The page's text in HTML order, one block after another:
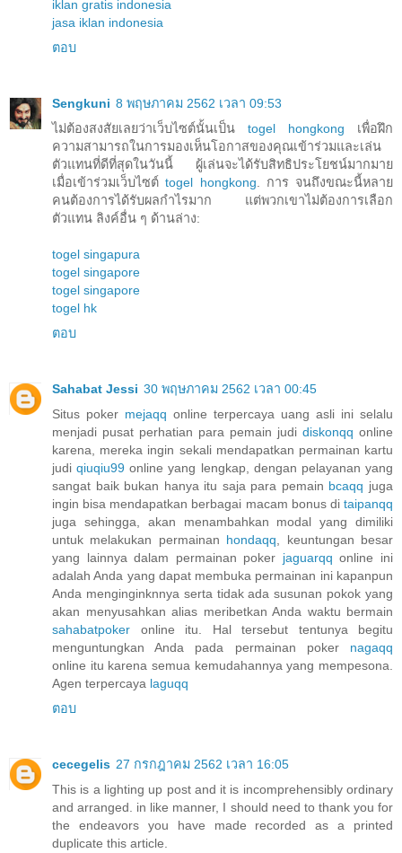
iklan gratis indonesia
jasa iklan indonesia
ตอบ
Sengkuni 8 พฤษภาคม 2562 เวลา 09:53
ไม่ต้องสงสัยเลยว่าเว็บไซต์นั้นเป็น togel hongkong เพื่อฝึก
ความสามารถในการมองเห็นโอกาสของคุณเข้าร่วมและเล่น
ตัวแทนที่ดีที่สุดในวันนี้ ผู้เล่นจะได้รับสิทธิประโยชน์มากมาย
เมื่อเข้าร่วมเว็บไซต์togel hongkong . การ จนถึงขณะนี้หลาย
คนต้องการได้รับผลกำไรมาก แต่พวกเขาไม่ต้องการเลือก
ตัวแทน ลิงค์อื่น ๆ ด้านล่าง:
togel singapura
togel singapore
togel singapore
togel hk
ตอบ
Sahabat Jessi 30 พฤษภาคม 2562 เวลา 00:45
Situs poker mejaqq online terpercaya uang asli ini selalu
menjadi pusat perhatian para pemain judi diskonqq online
karena, mereka ingin sekali mendapatkan permainan kartu
judiqiuqiu99 online yang lengkap, dengan pelayanan yang
sangat baik bukan hanya itu saja para pemain bcaqq juga
ingin bisa mendapatkan berbagai macam bonus di taipanqq
juga sehingga, akan menambahkan modal yang dimiliki
untuk melakukan permainan hondaqq , keuntungan besar
yang lainnya dalam permainan poker jaguarqq online ini
adalah Anda yang dapat membuka permainan ini kapanpun
Anda menginginknnya serta tidak ada susunan pokok yang
akan menyusahkan alias meribetkan Anda waktu bermain
sahabatpoker online itu. Hal tersebut tentunya begitu
menguntungkan Anda pada permainan poker nagaqq
online itu karena semua kemudahannya yang mempesona.
Agen terpercaya laguqq
ตอบ
cecegelis 27 กรกฎาคม 2562 เวลา 16:05
This is a lighting up post and it is incomprehensibly ordinary
and arranged. in like manner, I should need to thank you for
the endeavors you have made recorded as a printed
duplicate this article.